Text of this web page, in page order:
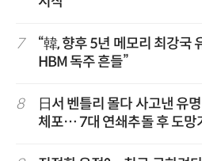
7
“韓, 향후 5년 메모리 최강국
HBM 독주 흔들”
8
日서 벤틀리 몰다 사고낸 유
체포… 7대 연쇄추돌 후 도망